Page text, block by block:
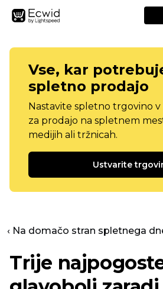
Vse, kar
spletno prodajo
Nastavite spletno trgovino
za prodajo na spletnem
medijih ali tržnicah.
Ustvarite
‹ Na domačo stran spletnega
Trije